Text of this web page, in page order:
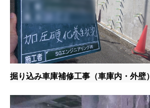
掘り込み車庫補修工事（車庫内・外壁）